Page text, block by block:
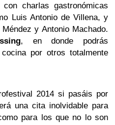
con charlas gastronómicas
Luis Antonio de Villena, y
y Antonio Machado.
, en donde podrás
por otros totalmente
2014 si pasáis por
una cita inolvidable para
para los que no lo son